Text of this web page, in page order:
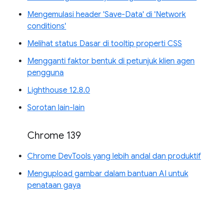
Mengemulasi header 'Save-Data' di 'Network
conditions'
Melihat status Dasar di tooltip properti CSS
Mengganti faktor bentuk di petunjuk klien agen
pengguna
Lighthouse 12.8.0
Sorotan lain-lain
Chrome 139
Chrome DevTools yang lebih andal dan produktif
Mengupload gambar dalam bantuan AI untuk
penataan gaya